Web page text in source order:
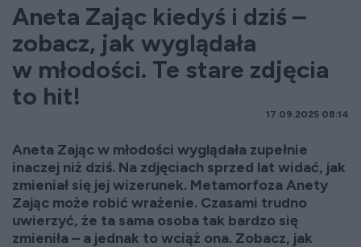
Aneta Zając kiedyś i dziś –
zobacz, jak wyglądała
w młodości. Te stare zdjęcia
to hit!
17.09.2025 08:14
Aneta Zając w młodości wyglądała zupełnie
inaczej niż dziś. Na zdjęciach sprzed lat widać, jak
zmieniał się jej wizerunek. Metamorfoza Anety
Zając może robić wrażenie. Czasami trudno
uwierzyć, że ta sama osoba tak bardzo się
zmieniła – a jednak to wciąż ona. Zobacz, jak